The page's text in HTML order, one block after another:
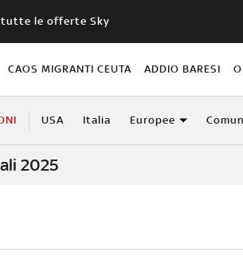
tutte le offerte Sky
CAOS MIGRANTI CEUTA ADDIO BARESI
USA Italia Europee
2025